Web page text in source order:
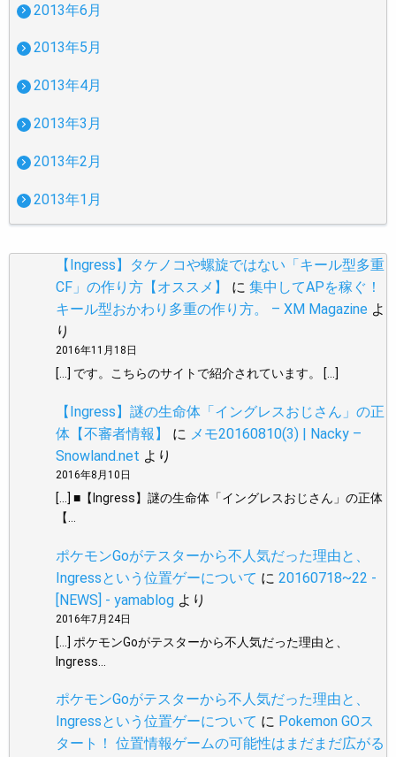
2013年6月
2013年5月
2013年4月
2013年3月
2013年2月
2013年1月
【Ingress】タケノコや螺旋ではない「キール型多重
CF」の作り方【オススメ】
に 集中してAPを稼ぐ！
キール型おかわり多重の作り方。 – XM Magazine よ
り
2016年11月18日
[…] です。こちらのサイトで紹介されています。 […]
【Ingress】謎の生命体「イングレスおじさん」の正
体【不審者情報】
に メモ20160810(3) | Nacky –
Snowland.net より
2016年8月10日
[…] ■【Ingress】謎の生命体「イングレスおじさん」の正体
【…
ポケモンGoがテスターから不人気だった理由と、
Ingressという位置ゲーについて に 20160718~22 -
[NEWS] - yamablog より
2016年7月24日
[…] ポケモンGoがテスターから不人気だった理由と、
Ingress…
ポケモンGoがテスターから不人気だった理由と、
Ingressという位置ゲーについて に Pokemon GOス
タート！ 位置情報ゲームの可能性はまだまだ広がる